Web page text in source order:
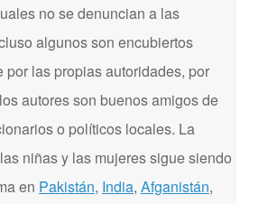
no se denuncian a las
algunos son encubiertos
por las propias autoridades, por
autores son buenos amigos de
o políticos locales. La
niñas y las mujeres sigue siendo
en Pakistán, India, Afganistán,